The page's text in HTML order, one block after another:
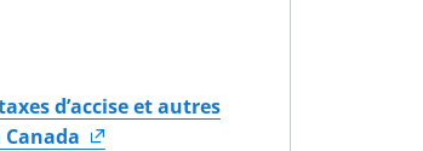
d’accise et autres